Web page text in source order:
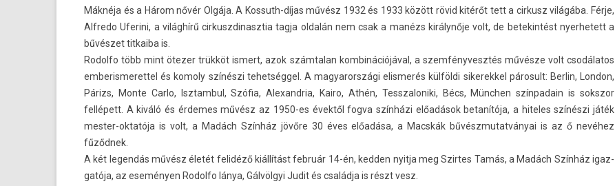
Máknéja és a Három nővér Olgája. A Kossuth-díjas művész 1932 és 1933 között rövid kitérőt tett a cir­kusz világába. Férje,
Al­fredo Uferini, a világhírű cir­kuszdinasztia tagja oldalán nem csak a manézs királynője volt, de bet­ekin­tést nyer­hetett a
bűvészet tit­kaiba is.
Rodol­fo több mint ötezer trükköt is­mert, azok szám­talan kom­binációjáv­al, a szem­fényvesztés művésze volt csodálatos
em­beris­meret­tel és komo­ly színészi tehet­séggel. A magyarországi elis­merés külföldi sikerek­kel párosult: Be­rlin, Lon­don,
Párizs, Monte Carlo, Isztam­bul, Szófia, Al­exandria, Kairo, Athén, Tesszaloniki, Bécs, München szín­padain is sokszor
fellépett. A kiváló és érdemes művész az 1950-es évektől fogva színházi előadások betanítója, a hiteles színészi játék
mester-oktatója is volt, a Madách Színház jövőre 30 éves előadása, a Macskák bűvészmutat­ványai is az ő nevéhez
fűződnek.
A két legen­dás művész életét felidéző kiállítást február 14-én, kedd­en nyit­ja meg Szir­tes Tamás, a Madách Színház igaz­
gatója, az eseményen Rodol­fo lánya, Gálvölgyi Judit és családja is részt vesz.